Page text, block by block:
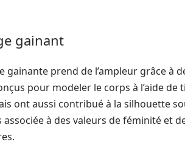
gainant
gainante prend de l’ampleur grâce à
pour modeler le corps à l’aide
ont aussi contribué à la silhouette
à des valeurs de féminité et